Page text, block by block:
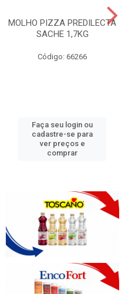
MOLHO PIZZA PREDILECTA
SACHE 1,7KG
Código: 66266
Faça seu login ou
cadastre-se para
ver preços e
comprar